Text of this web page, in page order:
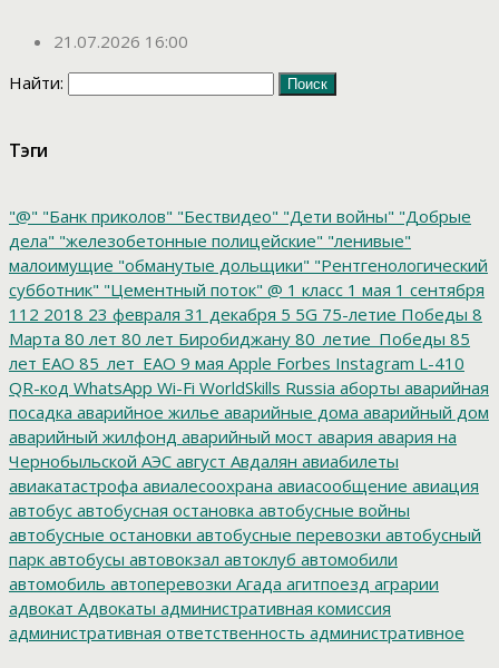
21.07.2026 16:00
Найти:
Тэги
"@" "Банк приколов" "Бествидео" "Дети войны" "Добрые
дела" "железобетонные полицейские" "ленивые"
малоимущие "обманутые дольщики" "Рентгенологический
субботник" "Цементный поток" @ 1 класс 1 мая 1 сентября
112 2018 23 февраля 31 декабря 5 5G 75-летие Победы 8
Марта 80 лет 80 лет Биробиджану 80_летие_Победы 85
лет ЕАО 85_лет_ЕАО 9 мая Apple Forbes Instagram L-410
QR-код WhatsApp Wi-Fi WorldSkills Russia аборты аварийная
посадка аварийное жилье аварийные дома аварийный дом
аварийный жилфонд аварийный мост авария авария на
Чернобыльской АЭС август Авдалян авиабилеты
авиакатастрофа авиалесоохрана авиасообщение авиация
автобус автобусная остановка автобусные войны
автобусные остановки автобусные перевозки автобусный
парк автобусы автовокзал автоклуб автомобили
автомобиль автоперевозки Агада агитпоезд аграрии
адвокат Адвокаты административная комиссия
административная ответственность административное